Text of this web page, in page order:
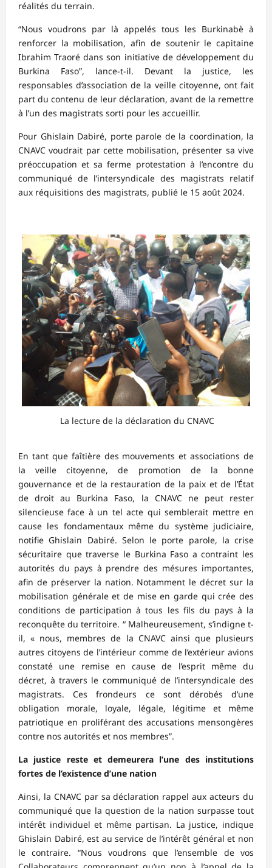
réalités du terrain.
“Nous voudrons par là appelés tous les Burkinabè à
renforcer la mobilisation, afin de soutenir le capitaine
Ibrahim Traoré dans son initiative de développement du
Burkina Faso”, lance-t-il. Devant la justice, les
responsables d’association de la veille citoyenne, ont fait
part du contenu de leur déclaration, avant de la remettre
à l’un des magistrats sorti pour les accueillir.
Pour Ghislain Dabiré, porte parole de la coordination, la
CNAVC voudrait par cette mobilisation, présenter sa vive
préoccupation et sa ferme protestation à l’encontre du
communiqué de l’intersyndicale des magistrats relatif
aux réquisitions des magistrats, publié le 15 août 2024.
La lecture de la déclaration du CNAVC
En tant que faîtière des mouvements et associations de
la veille citoyenne, de promotion de la bonne
gouvernance et de la restauration de la paix et de l’État
de droit au Burkina Faso, la CNAVC ne peut rester
silencieuse face à un tel acte qui semblerait mettre en
cause les fondamentaux même du système judiciaire,
notifie Ghislain Dabiré. Selon le porte parole, la crise
sécuritaire que traverse le Burkina Faso a contraint les
autorités du pays à prendre des mésures importantes,
afin de préserver la nation. Notamment le décret sur la
mobilisation générale et de mise en garde qui crée des
conditions de participation à tous les fils du pays à la
reconquête du territoire. “ Malheureusement, s’indigne t-
il, « nous, membres de la CNAVC ainsi que plusieurs
autres citoyens de l’intérieur comme de l’extérieur avions
constaté une remise en cause de l’esprit même du
décret, à travers le communiqué de l’intersyndicale des
magistrats. Ces frondeurs ce sont dérobés d’une
obligation morale, loyale, légale, légitime et même
patriotique en proliférant des accusations mensongères
contre nos autorités et nos membres”.
La justice reste et demeurera l’une des institutions
fortes de l’existence d’une nation
Ainsi, la CNAVC par sa déclaration rappel aux acteurs du
communiqué que la question de la nation surpasse tout
intérêt individuel et même partisan. La justice, indique
Ghislain Dabiré, est au service de l’intérêt général et non
le contraire. “Nous voudrons que l’ensemble de vos